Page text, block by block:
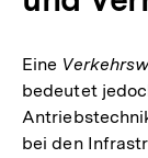
Eine
bedeutet
bei den